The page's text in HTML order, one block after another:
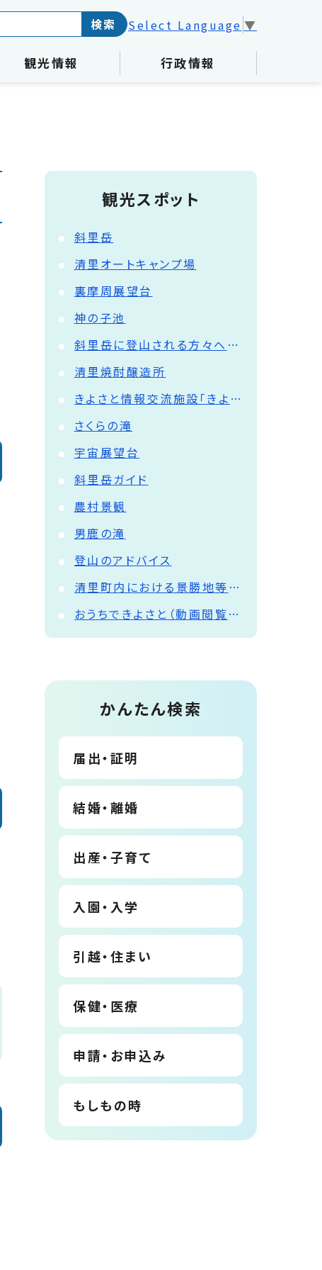
観光情報 行政情報
検索 Select Language ▼
観光スポット
斜里岳
清里オートキャンプ場
裏摩周展望台
神の子池
斜里岳に登山される方々へのお願い
清里焼酎醸造所
きよさと情報交流施設「きよ～る」
さくらの滝
宇宙展望台
斜里岳ガイド
農村景観
男鹿の滝
登山のアドバイス
清里町内における景勝地等での撮影について
おうちできよさと（動画閲覧ページ）
かんたん検索
届出・証明
結婚・離婚
出産・子育て
入園・入学
引越・住まい
保健・医療
申請・お申込み
もしもの時